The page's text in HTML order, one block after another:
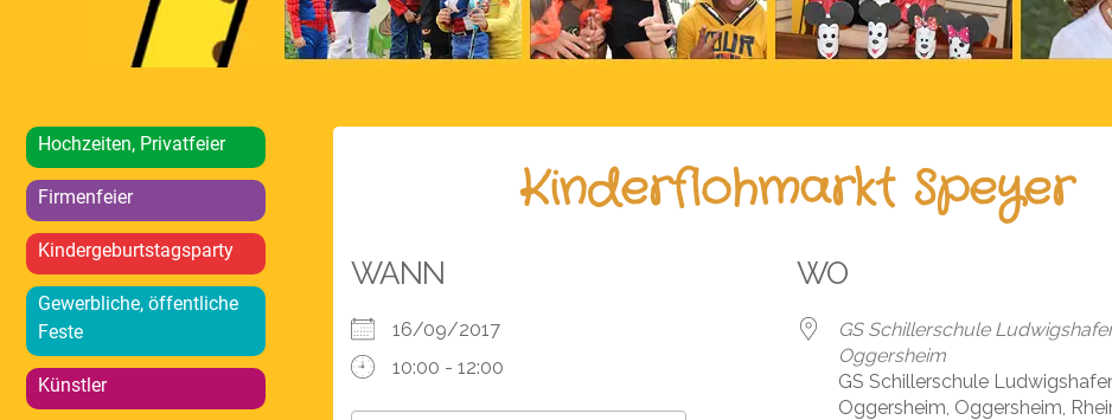
Hochzeiten, Privatfeier
Firmenfeier
Kindergeburtstagsparty
Gewerbliche, öffentliche
Feste
Künstler
Kinderflohmarkt Speyer
WANN
16/09/2017
10:00 - 12:00
WO
GS Schillerschule
Oggersheim
GS Schillerschule
Oggersheim, Oggersheim,